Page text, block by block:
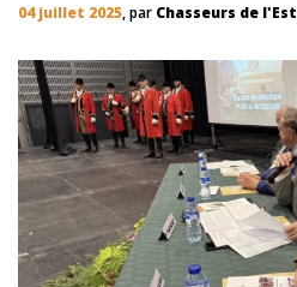
04 juillet 2025, par Chasseurs de l'Est